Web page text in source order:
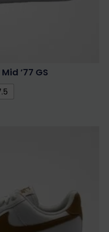
’77 GS
A
változatok